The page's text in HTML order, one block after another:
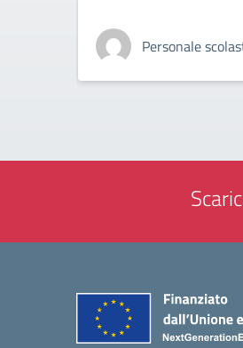
Personale